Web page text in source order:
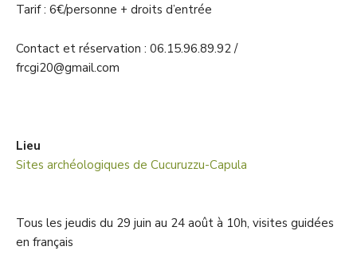
Tarif : 6€/personne + droits d’entrée
Contact et réservation : 06.15.96.89.92 /
frcgi20@gmail.com
Lieu
Sites archéologiques de Cucuruzzu-Capula
Tous les jeudis du 29 juin au 24 août à 10h, visites guidées
en français